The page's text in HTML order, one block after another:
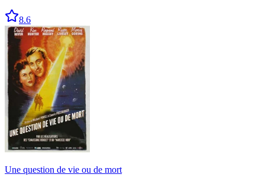
8.6
Une question de vie ou de mort